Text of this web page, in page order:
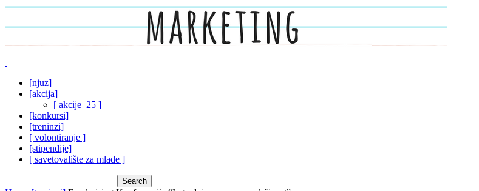
[njuz]
[akcija]
[ akcije_25 ]
[konkursi]
[treninzi]
[ volontiranje ]
[stipendije]
[ savetovalište za mlade ]